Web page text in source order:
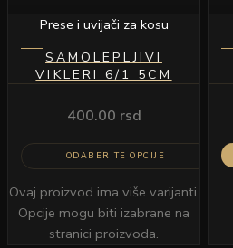
Prese i uvijači za kosu
SAMOLEPLJIVI
VIKLERI 6/1 5CM
400.00 rsd
ODABERITE OPCIJE
Ovaj proizvod ima više varijanti.
Opcije mogu biti izabrane na
stranici proizvoda.